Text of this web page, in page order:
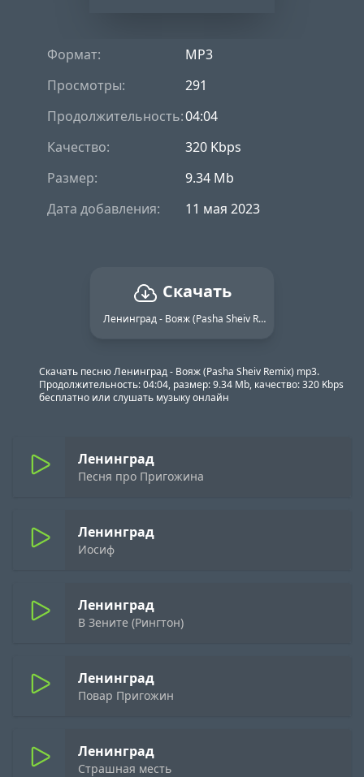
Формат:
MP3
Просмотры:
291
Продолжительность:04:04
Качество:
320 Kbps
Размер:
9.34 Mb
Дата добавления:
11 мая 2023
Скачать
Ленинград - Вояж (Pasha Sheiv Remix)
Скачать песню Ленинград - Вояж (Pasha Sheiv Remix) mp3.
Продолжительность: 04:04, размер: 9.34 Mb, качество: 320 Kbps
бесплатно или слушать музыку онлайн
Ленинград
Песня про Пригожина
Ленинград
Иосиф
Ленинград
В Зените (Рингтон)
Ленинград
Повар Пригожин
Ленинград
Страшная месть